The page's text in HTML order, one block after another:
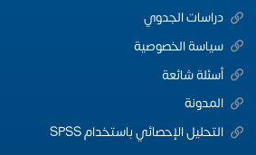
دراسات الجدوي
سياسة الخصوصية
أسئلة شائعة
المدونة
التحليل الإحصائي باستخدام SPSS